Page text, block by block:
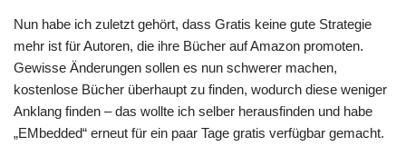
Nun habe ich zuletzt gehört, dass Gratis keine gute Strategie
mehr ist für Autoren, die ihre Bücher auf Amazon promoten.
Gewisse Änderungen sollen es nun schwerer machen,
kostenlose Bücher überhaupt zu finden, wodurch diese weniger
Anklang finden – das wollte ich selber herausfinden und habe
„EMbedded“ erneut für ein paar Tage gratis verfügbar gemacht.